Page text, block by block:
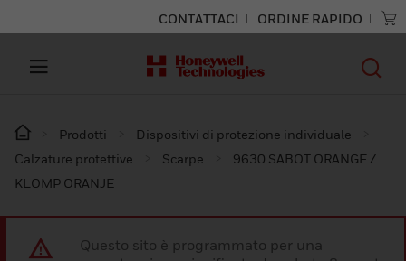
CONTATTACI ORDINE RAPIDO
Prodotti
Dispositivi di protezione individuale
Calzature protettive
Scarpe
9630 SABOT ORANGE /
KLOMP ORANJE
Questo sito è programmato per una